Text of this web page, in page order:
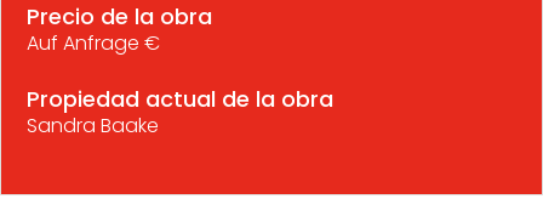
Precio de la obra
Auf Anfrage €
Propiedad actual de la obra
Sandra Baake